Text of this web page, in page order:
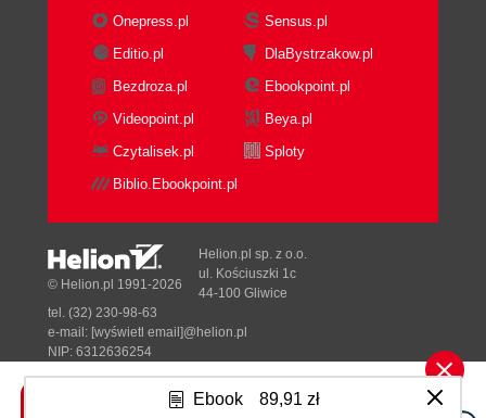
Ebook 89,91 zł
Onepress.pl
Sensus.pl
Editio.pl
DlaBystrzakow.pl
Bezdroza.pl
Ebookpoint.pl
Videopoint.pl
Beya.pl
Czytalisek.pl
Sploty
Biblio.Ebookpoint.pl
Tonik.pl
© Helion.pl 1991-2026
Helion.pl sp. z o.o.
ul. Kościuszki 1c
44-100 Gliwice
tel. (32) 230-98-63
e-mail: [wyświetl email]@helion.pl
NIP: 6312636254